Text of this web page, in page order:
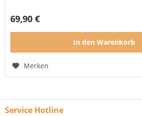
69,90 €
In den Warenkorb
Merken
Service Hotline